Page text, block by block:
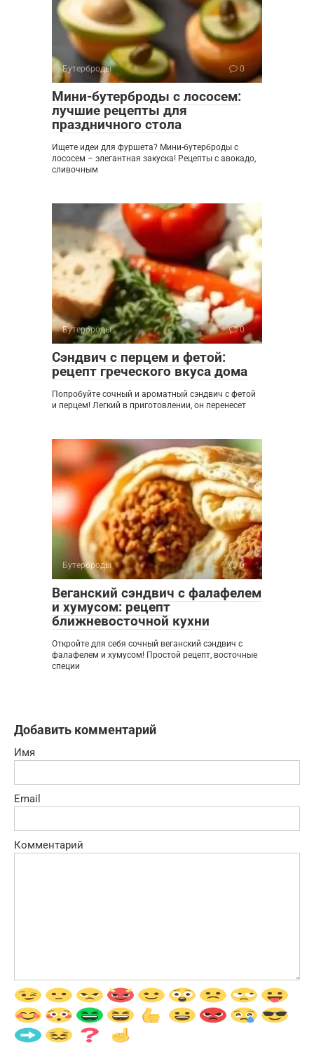
Бутерброды 0
Мини-бутерброды с лососем:
лучшие рецепты для
праздничного стола
Ищете идеи для фуршета? Мини-бутерброды с
лососем – элегантная закуска! Рецепты с авокадо,
сливочным
Бутерброды 0
Сэндвич с перцем и фетой:
рецепт греческого вкуса дома
Попробуйте сочный и ароматный сэндвич с фетой
и перцем! Легкий в приготовлении, он перенесет
Бутерброды 0
Веганский сэндвич с фалафелем
и хумусом: рецепт
ближневосточной кухни
Откройте для себя сочный веганский сэндвич с
фалафелем и хумусом! Простой рецепт, восточные
специи
Добавить комментарий
Имя
Email
Комментарий